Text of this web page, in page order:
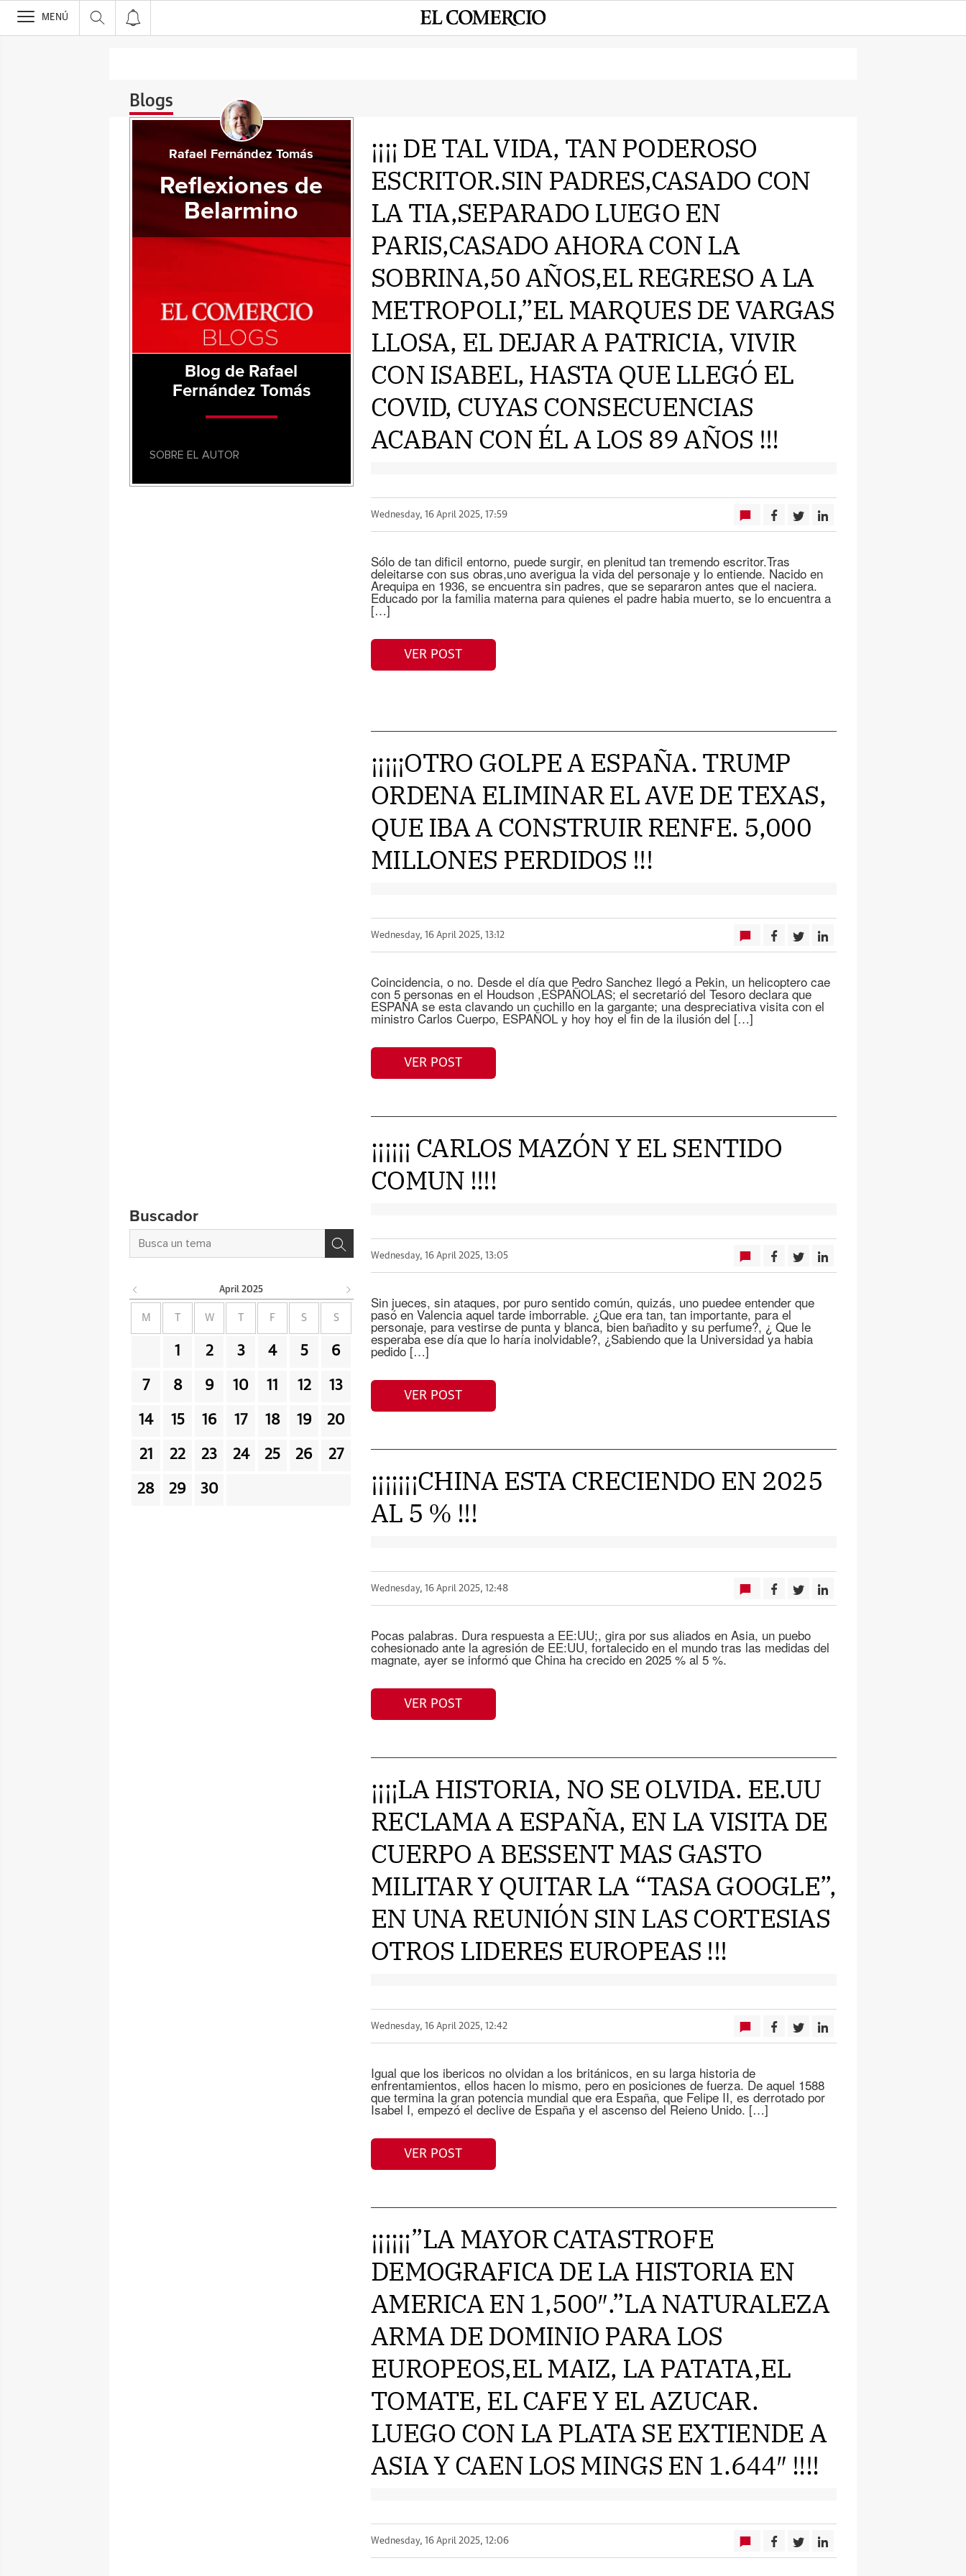
>
MENÚ
Blogs
¡¡¡¡ DE TAL VIDA, TAN PODEROSO
ESCRITOR.SIN PADRES,CASADO CON
LA TIA,SEPARADO LUEGO EN
PARIS,CASADO AHORA CON LA
SOBRINA,50 AÑOS,EL REGRESO A LA
METROPOLI,”EL MARQUES DE VARGAS
LLOSA, EL DEJAR A PATRICIA, VIVIR
CON ISABEL, HASTA QUE LLEGÓ EL
COVID, CUYAS CONSECUENCIAS
ACABAN CON ÉL A LOS 89 AÑOS !!!
Wednesday, 16 April 2025, 17:59
Sólo de tan dificil entorno, puede surgir, en plenitud tan tremendo escritor.Tras
deleitarse con sus obras,uno averigua la vida del personaje y lo entiende. Nacido en
Arequipa en 1936, se encuentra sin padres, que se separaron antes que el naciera.
Educado por la familia materna para quienes el padre habia muerto, se lo encuentra a
[…]
VER POST
¡¡¡¡¡OTRO GOLPE A ESPAÑA. TRUMP
ORDENA ELIMINAR EL AVE DE TEXAS,
QUE IBA A CONSTRUIR RENFE. 5,000
MILLONES PERDIDOS !!!
Wednesday, 16 April 2025, 13:12
Coincidencia, o no. Desde el día que Pedro Sanchez llegó a Pekin, un helicoptero cae
con 5 personas en el Houdson ,ESPAÑOLAS; el secretarió del Tesoro declara que
ESPAÑA se esta clavando un cuchillo en la gargante; una despreciativa visita con el
ministro Carlos Cuerpo, ESPAÑOL y hoy hoy el fin de la ilusión del […]
VER POST
¡¡¡¡¡¡ CARLOS MAZÓN Y EL SENTIDO
COMUN !!!!
Wednesday, 16 April 2025, 13:05
Sin jueces, sin ataques, por puro sentido común, quizás, uno puedee entender que
pasó en Valencia aquel tarde imborrable. ¿Que era tan, tan importante, para el
personaje, para vestirse de punta y blanca, bien bañadito y su perfume?, ¿ Que le
esperaba ese día que lo haría inolvidable?, ¿Sabiendo que la Universidad ya habia
pedido […]
VER POST
¡¡¡¡¡¡¡CHINA ESTA CRECIENDO EN 2025
AL 5 % !!!
Wednesday, 16 April 2025, 12:48
Pocas palabras. Dura respuesta a EE:UU;, gira por sus aliados en Asia, un puebo
cohesionado ante la agresión de EE:UU, fortalecido en el mundo tras las medidas del
magnate, ayer se informó que China ha crecido en 2025 % al 5 %.
VER POST
¡¡¡¡LA HISTORIA, NO SE OLVIDA. EE.UU
RECLAMA A ESPAÑA, EN LA VISITA DE
CUERPO A BESSENT MAS GASTO
MILITAR Y QUITAR LA “TASA GOOGLE”,
EN UNA REUNIÓN SIN LAS CORTESIAS
OTROS LIDERES EUROPEAS !!!
Wednesday, 16 April 2025, 12:42
Igual que los ibericos no olvidan a los británicos, en su larga historia de
enfrentamientos, ellos hacen lo mismo, pero en posiciones de fuerza. De aquel 1588
que termina la gran potencia mundial que era España, que Felipe II, es derrotado por
Isabel I, empezó el declive de España y el ascenso del Reieno Unido. […]
VER POST
¡¡¡¡¡¡”LA MAYOR CATASTROFE
DEMOGRAFICA DE LA HISTORIA EN
AMERICA EN 1,500″.”LA NATURALEZA
ARMA DE DOMINIO PARA LOS
EUROPEOS,EL MAIZ, LA PATATA,EL
TOMATE, EL CAFE Y EL AZUCAR.
LUEGO CON LA PLATA SE EXTIENDE A
ASIA Y CAEN LOS MINGS EN 1.644″ !!!!
Wednesday, 16 April 2025, 12:06
Rafael Fernández Tomás
Reflexiones de
Belarmino
Blog de Rafael
Fernández Tomás
SOBRE EL AUTOR
Buscador
April 2025
M W F S S
1 2 3 4 5 6
7 8 9 10 11 12 13
14 15 16 17 18 19 20
21 22 23 24 25 26 27
28 29 30